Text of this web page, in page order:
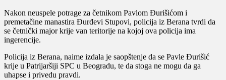
Nakon neuspele potrage za četnikom Pavlom Đurišićom i
premetačine manastira Đurđevi Stupovi, policija iz Berana tvrdi da
se četnički major krije van teritorije na kojoj ova policija ima
ingerencije.
Policija iz Berana, naime izdala je saopštenje da se Pavle Đurišić
krije u Patrijaršiji SPC u Beogradu, te da stoga ne mogu da ga
uhapse i privedu pravdi.